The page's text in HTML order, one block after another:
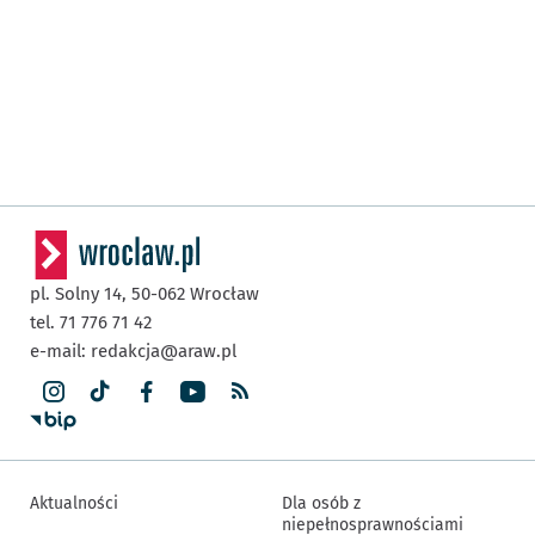
pl. Solny 14, 50-062 Wrocław
tel. 71 776 71 42
e-mail: redakcja@araw.pl
Aktualności
Dla osób z
niepełnosprawnościami